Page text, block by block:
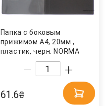
Папка с боковым
прижимом А4, 20мм.,
пластик, черн. NORMA
61.6₴